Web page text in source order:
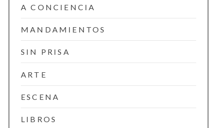
A CONCIENCIA
MANDAMIENTOS
SIN PRISA
ARTE
ESCENA
LIBROS